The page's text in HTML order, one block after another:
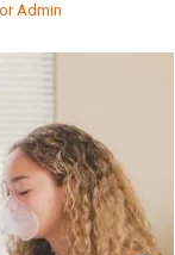
Admin